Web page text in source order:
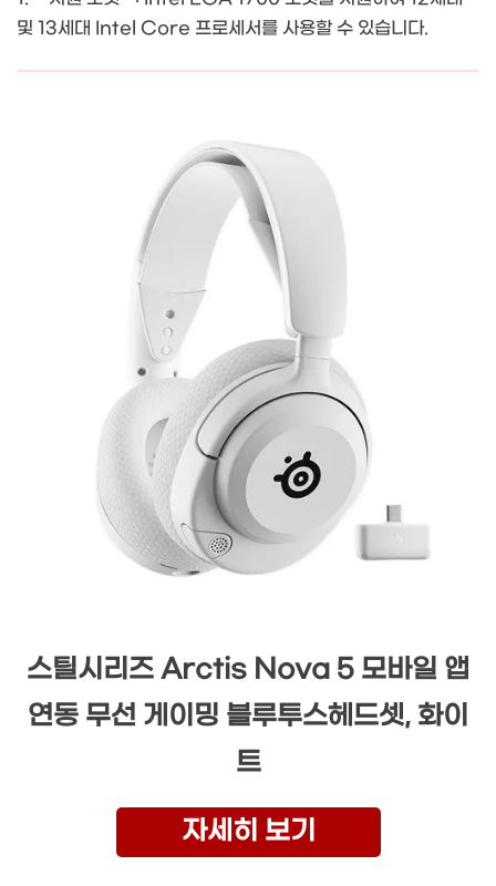
및 13세대 Intel Core 프로세서를 사용할 수 있습니다.
스틸시리즈 Arctis Nova 5 모바일 앱
연동 무선 게이밍 블루투스헤드셋, 화이
트
자세히 보기